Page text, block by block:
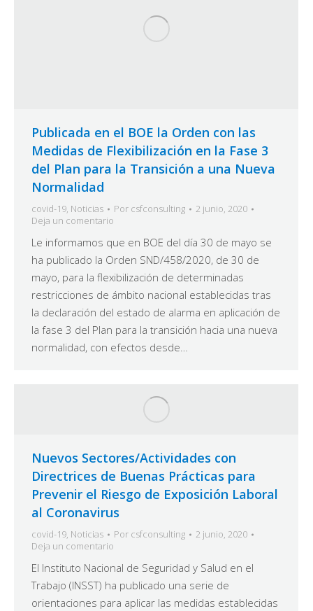
Publicada en el BOE la Orden con las
Medidas de Flexibilización en la Fase 3
del Plan para la Transición a una Nueva
Normalidad
covid-19, Noticias Por csfconsulting
2 junio, 2020
Deja un comentario
Le informamos que en BOE del día 30 de mayo se
ha publicado la Orden SND/458/2020, de 30 de
mayo, para la flexibilización de determinadas
restricciones de ámbito nacional establecidas tras
la declaración del estado de alarma en aplicación de
la fase 3 del Plan para la transición hacia una nueva
normalidad, con efectos desde…
Nuevos Sectores/Actividades con
Directrices de Buenas Prácticas para
Prevenir el Riesgo de Exposición Laboral
al Coronavirus
covid-19, Noticias Por csfconsulting
2 junio, 2020
Deja un comentario
El Instituto Nacional de Seguridad y Salud en el
Trabajo (INSST) ha publicado una serie de
orientaciones para aplicar las medidas establecidas